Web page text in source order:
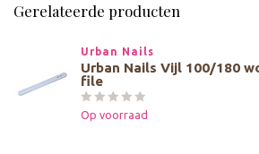
Gerelateerde producten
Urban Nails
Urban Nails Vijl 100/180
file
Op voorraad